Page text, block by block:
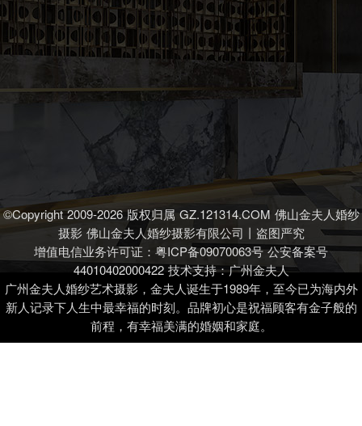
©Copyright 2009-2026版权归属 GZ.121314.COM 佛山金夫人婚纱
摄影 佛山金夫人婚纱摄影有限公司丨盗图严究
增值电信业务许可证： 粤ICP备09070063号公安备案号
44010402000422技术支持：广州金夫人
广州金夫人婚纱艺术摄影，金夫人诞生于1989年，至今已为海内外
新人记录下人生中最幸福的时刻。品牌初心是祝福顾客有金子般的
前程，有幸福美满的婚姻和家庭。